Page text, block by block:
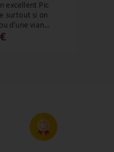
excellent Pic
surtout si on
d'une viande
fruits confits,
€